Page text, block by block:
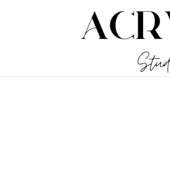
/** * Note: This file may contain artifacts